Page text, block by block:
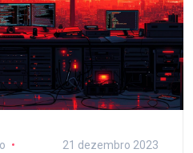
disso, estou ansioso para
ajudar a tomar decisões
Esse é, sem dúvida,
a ficar de olho no futuro e
nos reserva!
21 dezembro 2023